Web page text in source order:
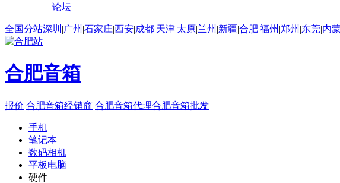
论坛
全国分站深圳 |广州 |石家庄|西安|成都|天津|太原|兰州 |新疆|合肥|福州 |郑州 |东莞|内
合肥音箱
报价 合肥音箱经销商 合肥音箱代理合肥音箱批发
手机
笔记本
数码相机
平板电脑
硬件